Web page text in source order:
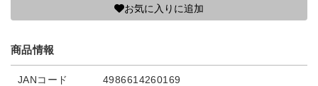
お気に入りに追加
商品情報
JANコード 4986614260169